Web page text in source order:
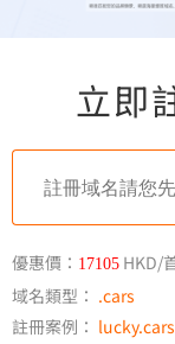
立即
優惠價： 17105 HKD/
域名類型： .cars
註冊案例： lucky.cars